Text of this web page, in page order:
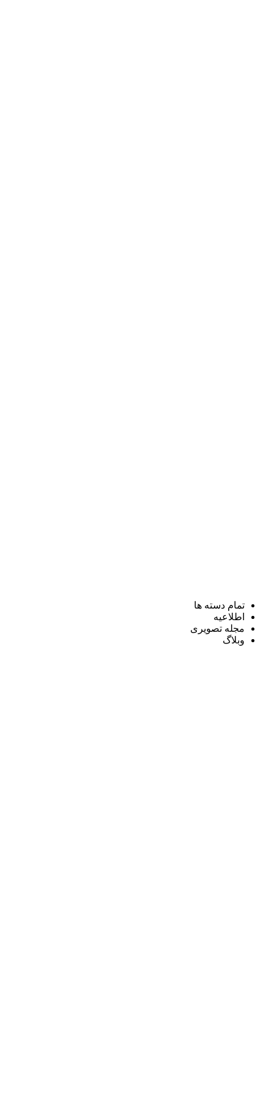
تمام دسته ها
اطلاعیه
مجله تصویری
وبلاگ